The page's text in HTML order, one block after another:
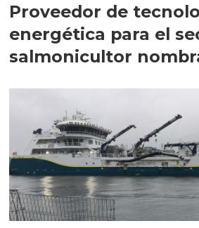
Proveedor de
energética para el
salmonicultor